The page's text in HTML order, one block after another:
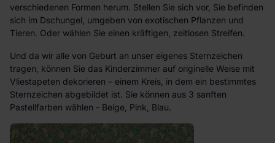
verschiedenen Formen herum. Stellen Sie sich vor, Sie befinden
sich im Dschungel, umgeben von exotischen Pflanzen und
Tieren. Oder wählen Sie einen kräftigen, zeitlosen Streifen.
Und da wir alle von Geburt an unser eigenes Sternzeichen
tragen, können Sie das Kinderzimmer auf originelle Weise mit
Vliestapeten dekorieren – einem Kreis, in dem ein bestimmtes
Sternzeichen abgebildet ist. Sie können aus 3 sanften
Pastellfarben wählen - Beige, Pink, Blau.